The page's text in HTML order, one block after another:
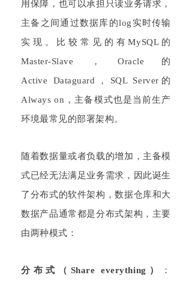
用保障，也可以承担只读业务请求，
主备之间通过数据库的log 实时传输
实现。比较常见的有MySQL的
Master-Slave ，Oracle 的
Active Dataguard ， SQL Server的
Always on ，主备模式也是当前生产
环境最常见的部署架构。
随着数据量或者负载的增加，主备模
式已经无法满足业务需求，因此诞生
了分布式的软件架构，数据仓库和大
数据产品通常都是分布式架构，主要
由两种模式：
分布式（ Share everything ）
：